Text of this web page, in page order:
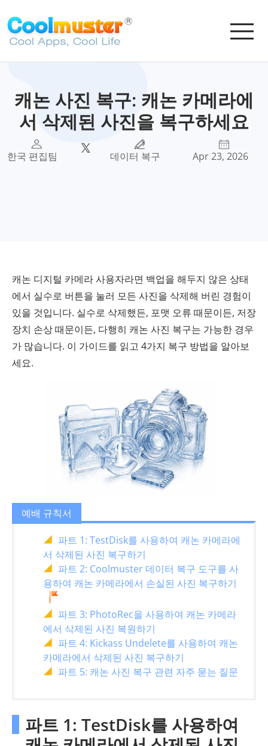
캐논 사진 복구: 캐논 카메라에
서 삭제된 사진을 복구하세요
한국 편집팀 데이터 복구 Apr 23, 2026
캐논 디지털 카메라 사용자라면 백업을 해두지 않은 상태
에서 실수로 버튼을 눌러 모든 사진을 삭제해 버린 경험이
있을 것입니다. 실수로 삭제했든, 포맷 오류 때문이든, 저장
장치 손상 때문이든, 다행히 캐논 사진 복구는 가능한 경우
가 많습니다. 이 가이드를 읽고 4가지 복구 방법을 알아보
세요.
예배 규칙서
파트 1: TestDisk를 사용하여 캐논 카메라에
서 삭제된 사진 복구하기
파트 2: Coolmuster 데이터 복구 도구를 사
용하여 캐논 카메라에서 손실된 사진 복구하기
파트 3: PhotoRec을 사용하여 캐논 카메라
에서 삭제된 사진 복원하기
파트 4: Kickass Undelete를 사용하여 캐논
카메라에서 삭제된 사진 복구하기
파트 5: 캐논 사진 복구 관련 자주 묻는 질문
파트 1: TestDisk를 사용하여